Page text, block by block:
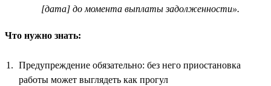
[дата] до момента выплаты задолженности».
Что нужно знать:
Предупреждение обязательно: без него приостановка
работы может выглядеть как прогул